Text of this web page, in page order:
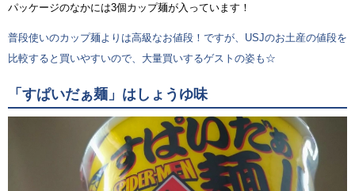
パッケージのなかには3個カップ麺が入っています！
普段使いのカップ麺よりは高級なお値段！ですが、USJのお土産の値段を
比較すると買いやすいので、大量買いするゲストの姿も☆
「すぱいだぁ麺」はしょうゆ味